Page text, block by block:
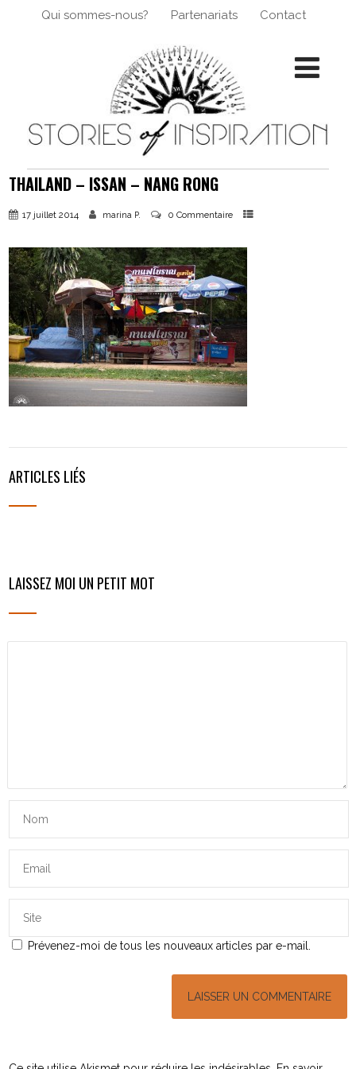
Qui sommes-nous? Partenariats Contact
THAILAND – ISSAN – NANG RONG
17 juillet 2014 marina P. 0 Commentaire
ARTICLES LIÉS
LAISSEZ MOI UN PETIT MOT
Prévenez-moi de tous les nouveaux articles par e-mail.